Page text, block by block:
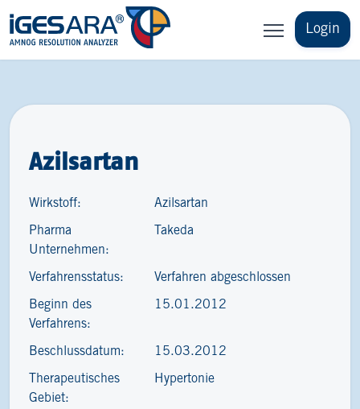
Login
Azilsartan
Wirkstoff: Azilsartan
Pharma
Unternehmen:
Takeda
Verfahrensstatus: Verfahren abgeschlossen
Beginn des
Verfahrens:
15.01.2012
Beschlussdatum: 15.03.2012
Therapeutisches
Gebiet:
Hypertonie